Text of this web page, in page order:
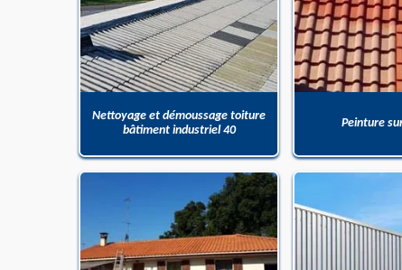
Nettoyage et démoussage toiture
bâtiment industriel 40
Peinture